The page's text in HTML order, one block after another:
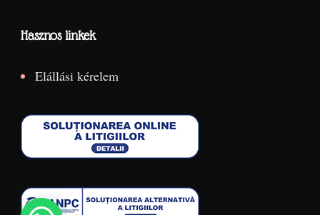
Hasznos linkek
Elállási kérelem